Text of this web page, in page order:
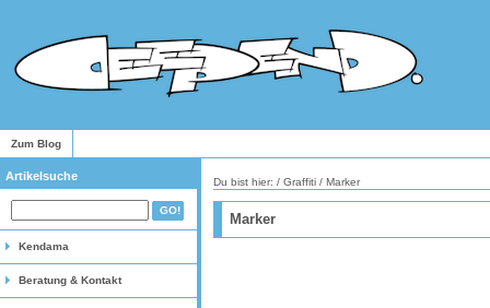
Zum Blog
Artikelsuche
Kendama
Beratung & Kontakt
Du bist hier: / Graffiti / Marker
Marker